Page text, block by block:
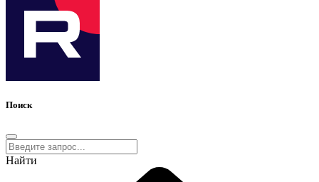
Поиск
Найти